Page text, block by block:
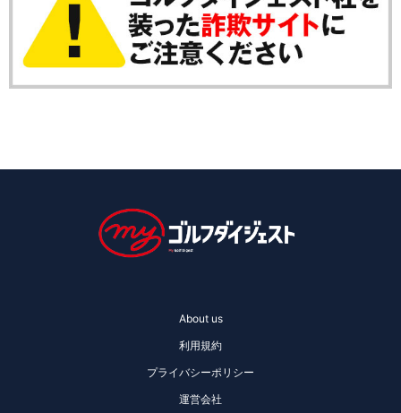
About us
利用規約
プライバシーポリシー
運営会社